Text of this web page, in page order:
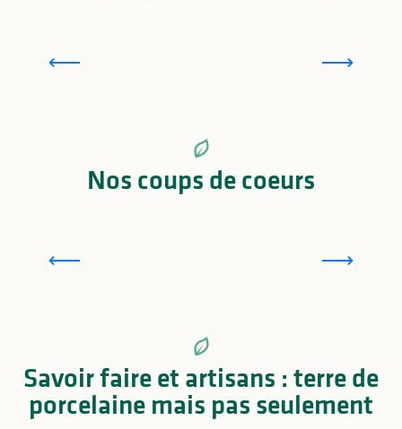
Nos coups de coeurs
Savoir faire et artisans : terre de
porcelaine mais pas seulement